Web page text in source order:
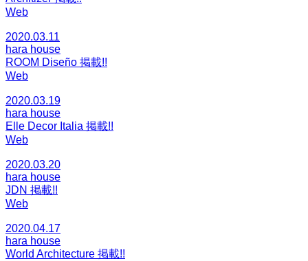
Web
2020.03.11
hara house
ROOM Diseño 掲載!!
Web
2020.03.19
hara house
Elle Decor Italia 掲載!!
Web
2020.03.20
hara house
JDN 掲載!!
Web
2020.04.17
hara house
World Architecture 掲載!!